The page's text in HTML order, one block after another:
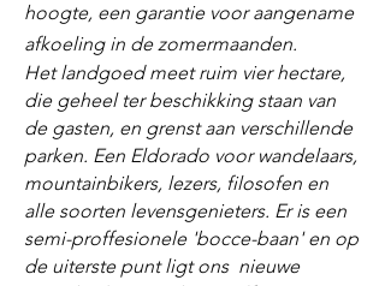
hoogte, een garantie voor aangename
afkoeling in de zomermaanden.
Het landgoed meet ruim vier hectare,
die geheel ter beschikking staan van
de gasten, en grenst aan verschillende
parken. Een Eldorado voor wandelaars,
mountainbikers, lezers, filosofen en
alle soorten levensgenieters. Er is een
semi-proffesionele 'bocce-baan' en op
de uiterste punt ligt ons nieuwe